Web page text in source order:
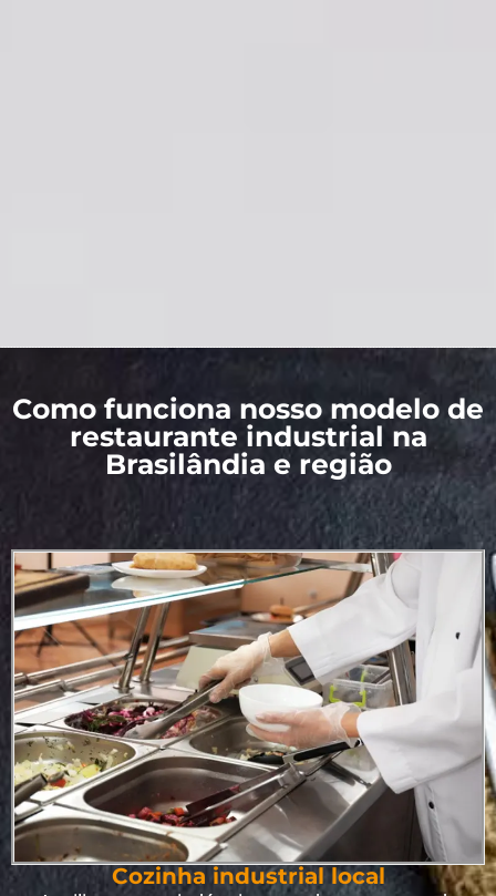
Como funciona nosso modelo de
restaurante industrial na
Brasilândia e região
Cozinha industrial local